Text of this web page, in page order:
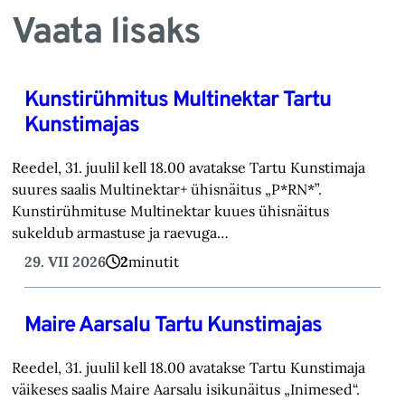
Vaata lisaks
Kunstirühmitus Multinektar Tartu
Kunstimajas
Reedel, 31. juulil kell 18.00 avatakse Tartu Kunstimaja
suures saalis Multinektar+ ühisnäitus „P*RN*”.
Kunstirühmituse Multinektar kuues ühisnäitus
sukeldub armastuse ja raevuga…
29. VII 2026
2minutit
Maire Aarsalu Tartu Kunstimajas
Reedel, 31. juulil kell 18.00 avatakse Tartu Kunstimaja
väikeses saalis Maire Aarsalu isikunäitus „Inimesed“.